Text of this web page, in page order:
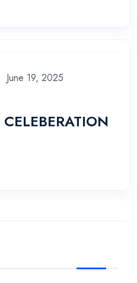
June 19, 2025